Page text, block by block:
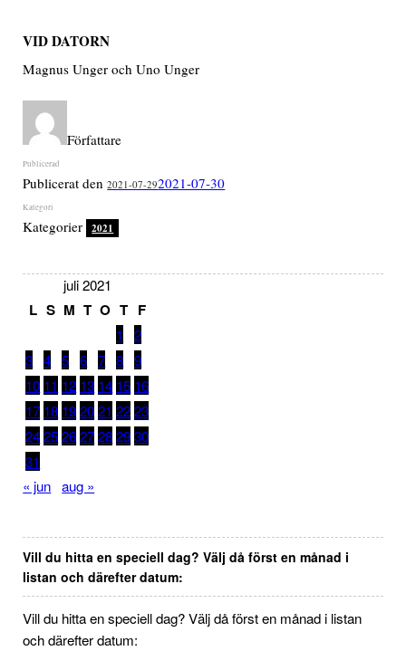
VID DATORN
Magnus Unger och Uno Unger
Författare
Publicerat den2021-07-292021-07-30
Kategorier 2021
juli 2021
L S M T O T F
1
2
3 4 5 6 7 8 9
10 11 12 13 14 15 16
17 18 19 20 21 22 23
24 25 26 27 28 29 30
31
« jun aug »
Vill du hitta en speciell dag? Välj då först en månad i
listan och därefter datum:
Vill du hitta en speciell dag? Välj då först en månad i listan
och därefter datum: